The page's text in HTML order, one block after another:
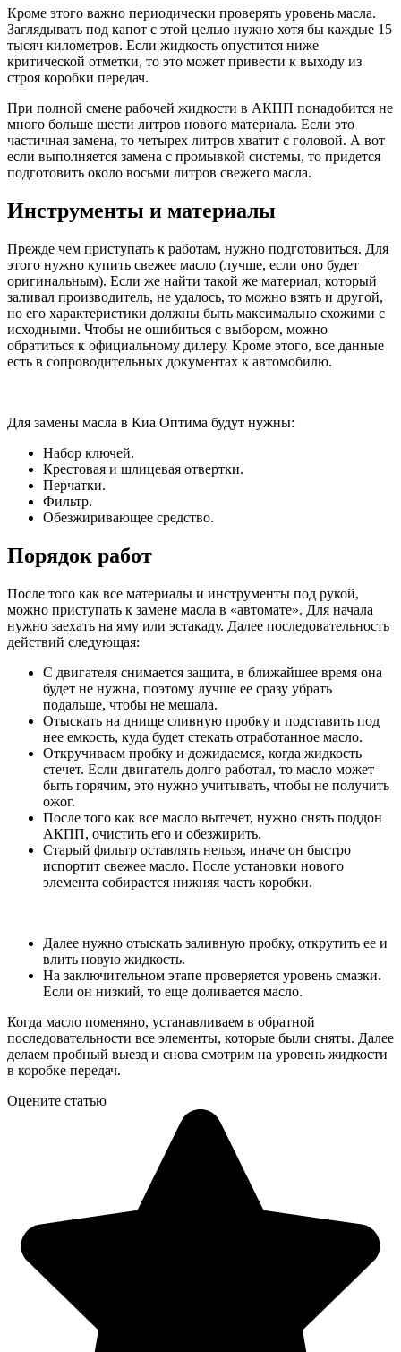
Кроме этого важно периодически проверять уровень масла.
Заглядывать под капот с этой целью нужно хотя бы каждые 15
тысяч километров. Если жидкость опустится ниже
критической отметки, то это может привести к выходу из
строя коробки передач.
При полной смене рабочей жидкости в АКПП понадобится не
много больше шести литров нового материала. Если это
частичная замена, то четырех литров хватит с головой. А вот
если выполняется замена с промывкой системы, то придется
подготовить около восьми литров свежего масла.
Инструменты и материалы
Прежде чем приступать к работам, нужно подготовиться. Для
этого нужно купить свежее масло (лучше, если оно будет
оригинальным). Если же найти такой же материал, который
заливал производитель, не удалось, то можно взять и другой,
но его характеристики должны быть максимально схожими с
исходными. Чтобы не ошибиться с выбором, можно
обратиться к официальному дилеру. Кроме этого, все данные
есть в сопроводительных документах к автомобилю.
Для замены масла в Киа Оптима будут нужны:
Набор ключей.
Крестовая и шлицевая отвертки.
Перчатки.
Фильтр.
Обезжиривающее средство.
Порядок работ
После того как все материалы и инструменты под рукой,
можно приступать к замене масла в «автомате». Для начала
нужно заехать на яму или эстакаду. Далее последовательность
действий следующая:
С двигателя снимается защита, в ближайшее время она
будет не нужна, поэтому лучше ее сразу убрать
подальше, чтобы не мешала.
Отыскать на днище сливную пробку и подставить под
нее емкость, куда будет стекать отработанное масло.
Откручиваем пробку и дожидаемся, когда жидкость
стечет. Если двигатель долго работал, то масло может
быть горячим, это нужно учитывать, чтобы не получить
ожог.
После того как все масло вытечет, нужно снять поддон
АКПП, очистить его и обезжирить.
Старый фильтр оставлять нельзя, иначе он быстро
испортит свежее масло. После установки нового
элемента собирается нижняя часть коробки.
Далее нужно отыскать заливную пробку, открутить ее и
влить новую жидкость.
На заключительном этапе проверяется уровень смазки.
Если он низкий, то еще доливается масло.
Когда масло поменяно, устанавливаем в обратной
последовательности все элементы, которые были сняты. Далее
делаем пробный выезд и снова смотрим на уровень жидкости
в коробке передач.
Оцените статью